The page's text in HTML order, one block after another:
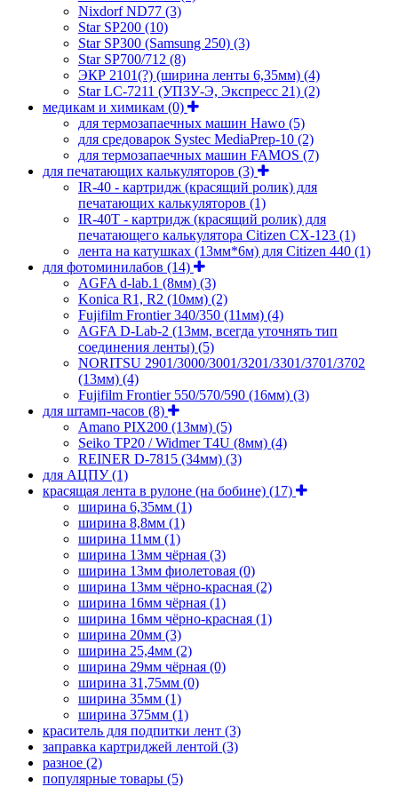
Nixdorf ND77 (3)
Star SP200 (10)
Star SP300 (Samsung 250) (3)
Star SP700/712 (8)
ЭКР 2101(?) (ширина ленты 6,35мм) (4)
Star LC-7211 (УПЗУ-Э, Экспресс 21) (2)
медикам и химикам (0)
для термозапаечных машин Hawo (5)
для средоварок Systec MediaPrep-10 (2)
для термозапаечных машин FAMOS (7)
для печатающих калькуляторов (3)
IR-40 - картридж (красящий ролик) для
печатающих калькуляторов (1)
IR-40T - картридж (красящий ролик) для
печатающего калькулятора Citizen CX-123 (1)
лента на катушках (13мм*6м) для Citizen 440 (1)
для фотоминилабов (14)
AGFA d-lab.1 (8мм) (3)
Konica R1, R2 (10мм) (2)
Fujifilm Frontier 340/350 (11мм) (4)
AGFA D-Lab-2 (13мм, всегда уточнять тип
соединения ленты) (5)
NORITSU 2901/3000/3001/3201/3301/3701/3702
(13мм) (4)
Fujifilm Frontier 550/570/590 (16мм) (3)
для штамп-часов (8)
Amano PIX200 (13мм) (5)
Seiko TP20 / Widmer T4U (8мм) (4)
REINER D-7815 (34мм) (3)
для АЦПУ(1)
красящая лента в рулоне (на бобине) (17)
ширина 6,35мм (1)
ширина 8,8мм (1)
ширина 11мм (1)
ширина 13мм чёрная (3)
ширина 13мм фиолетовая (0)
ширина 13мм чёрно-красная (2)
ширина 16мм чёрная (1)
ширина 16мм чёрно-красная (1)
ширина 20мм (3)
ширина 25,4мм (2)
ширина 29мм чёрная (0)
ширина 31,75мм (0)
ширина 35мм (1)
ширина 375мм (1)
краситель для подпитки лент (3)
заправка картриджей лентой (3)
разное (2)
популярные товары (5)